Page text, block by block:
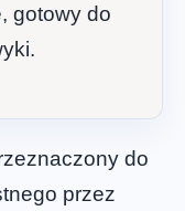
gotowy do
do
przez